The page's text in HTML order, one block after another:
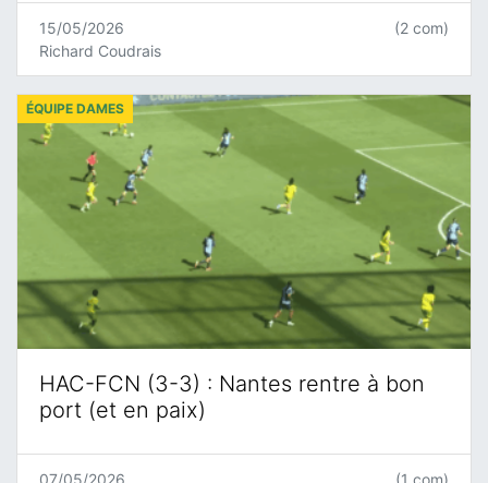
15/05/2026
Richard Coudrais
(2 com)
HAC-FCN (3-3) : Nantes rentre à bon
port (et en paix)
ÉQUIPE DAMES